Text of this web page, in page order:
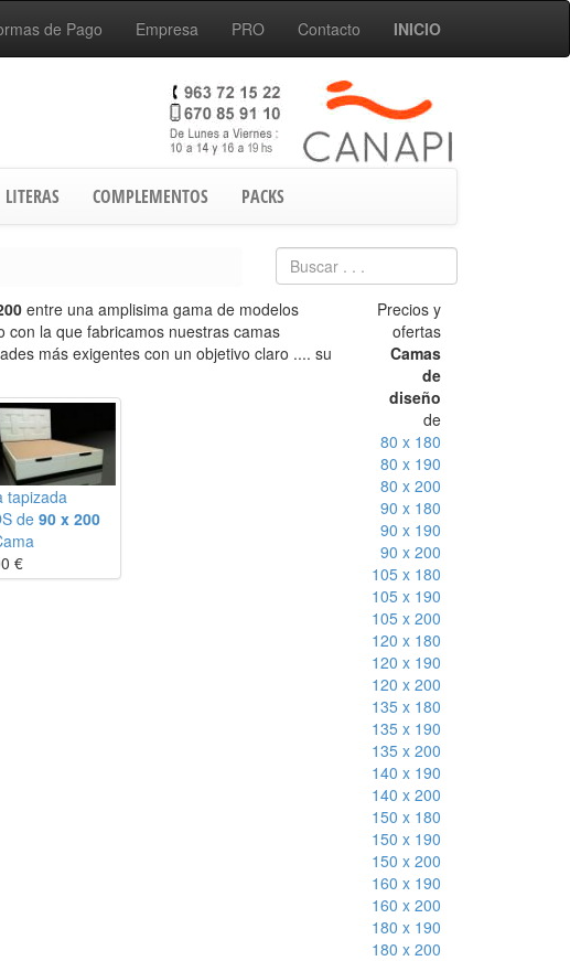
de Pago Empresa PRO Contacto INICIO
LITERAS COMPLEMENTOS PACKS
entre una amplisima gama de modelos
con la que fabricamos nuestras camas
más exigentes con un objetivo claro .... su
tapizada
de90 x 200
€
Precios y
ofertas
Camas
de
diseño
de
80 x 180
80 x 190
80 x 200
90 x 180
90 x 190
90 x 200
105 x 180
105 x 190
105 x 200
120 x 180
120 x 190
120 x 200
135 x 180
135 x 190
135 x 200
140 x 190
140 x 200
150 x 180
150 x 190
150 x 200
160 x 190
160 x 200
180 x 190
180 x 200